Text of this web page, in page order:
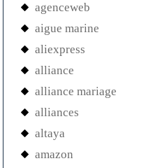
agenceweb
aigue marine
aliexpress
alliance
alliance mariage
alliances
altaya
amazon